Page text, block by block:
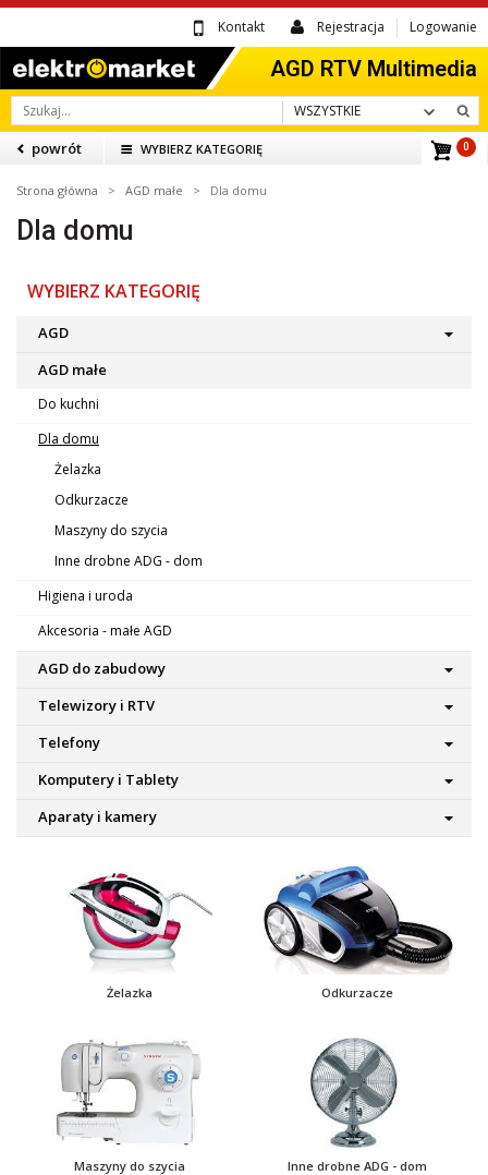
Kontakt Rejestracja Logowanie
WSZYSTKIE
powrót WYBIERZ KATEGORIĘ 0
Strona główna > AGD małe > Dla domu
Dla domu
WYBIERZ KATEGORIĘ
AGD
AGD małe
Do kuchni
Dla domu
Żelazka
Odkurzacze
Maszyny do szycia
Inne drobne ADG - dom
Higiena i uroda
Akcesoria - małe AGD
AGD do zabudowy
Telewizory i RTV
Telefony
Komputery i Tablety
Aparaty i kamery
Żelazka Odkurzacze
Maszyny do szycia Inne drobne ADG - dom